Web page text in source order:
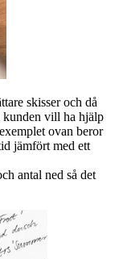
skisser och då
kunden vill ha hjälp
ovan beror
jämfört med ett
antal ned så det